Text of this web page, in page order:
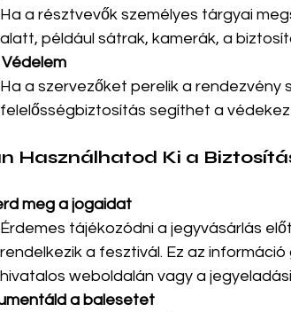
Ha a résztvevők személyes tárgyai
alatt, például sátrak, kamerák, a
Ha a szervezőket perelik a
felelősségbiztosítás segíthet a
Használhatod Ki a
meg a jogaidat
Érdemes tájékozódni a jegyvásárlás
rendelkezik a fesztivál. Ez az
hivatalos weboldalán vagy a
a balesetet